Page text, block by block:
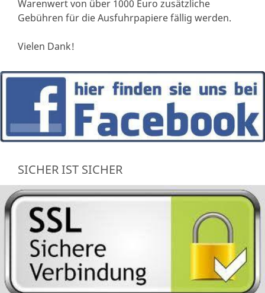
Warenwert von über 1000 Euro zusätzliche
Gebühren für die Ausfuhrpapiere fällig werden.
Vielen Dank!
SICHER IST SICHER